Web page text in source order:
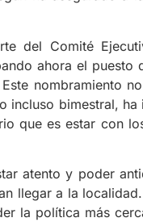
del Comité
ahora el puesto
nombramiento
incluso bimestral, ha
que es estar con
atento y poder
llegar a la
la política más